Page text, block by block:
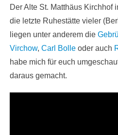
Der Alte St. Matthäus Kirchhof
die letzte Ruhestätte vieler
liegen unter anderem die
Virchow, Carl Bolle oder auch
habe mich für euch
daraus gemacht.